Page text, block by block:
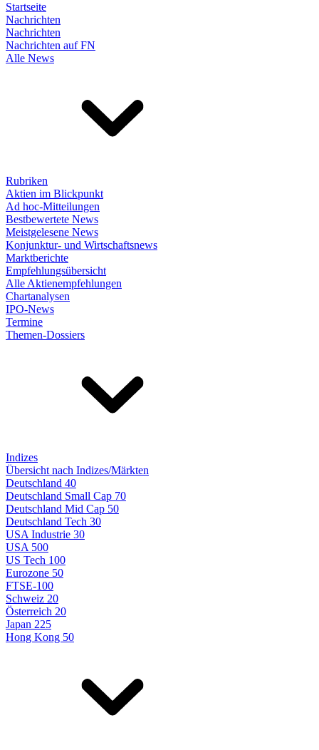
Startseite
Nachrichten
Nachrichten
Nachrichten auf FN
Alle News
Rubriken
Aktien im Blickpunkt
Ad hoc-Mitteilungen
Bestbewertete News
Meistgelesene News
Konjunktur- und Wirtschaftsnews
Marktberichte
Empfehlungsübersicht
Alle Aktienempfehlungen
Chartanalysen
IPO-News
Termine
Themen-Dossiers
Indizes
Übersicht nach Indizes/Märkten
Deutschland 40
Deutschland Small Cap 70
Deutschland Mid Cap 50
Deutschland Tech 30
USA Industrie 30
USA 500
US Tech 100
Eurozone 50
FTSE-100
Schweiz 20
Österreich 20
Japan 225
Hong Kong 50